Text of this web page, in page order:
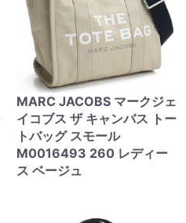
MARC JACOBS マークジェ
イコブス ザ キャンバス トー
トバッグ スモール
M0016493 260 レディー
ス ベージュ